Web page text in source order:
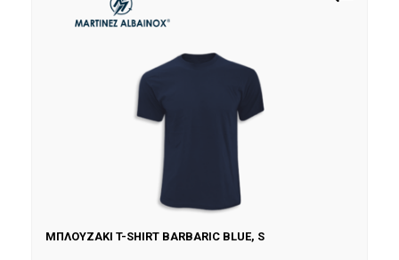
ΜΠΛΟΥΖΑΚΙ T-SHIRT BARBARIC BLUE, S